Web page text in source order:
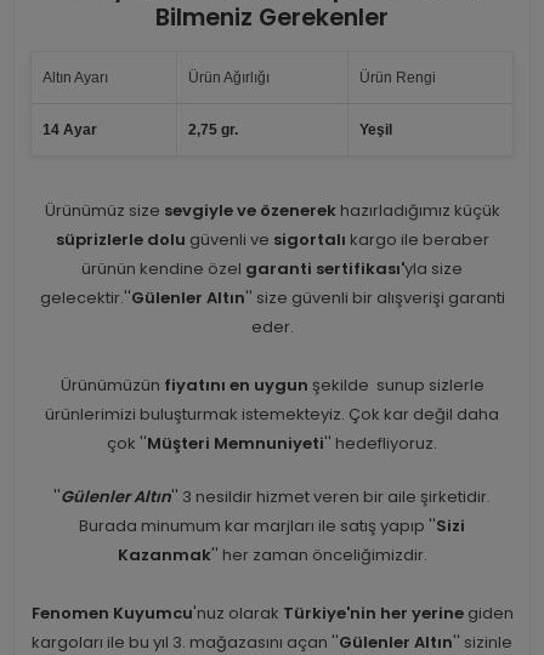
Bilmeniz Gerekenler
Altın Ayarı Ürün Ağırlığı Ürün Rengi
14 Ayar 2,75 gr. Yeşil
Ürünümüz size sevgiyle ve özenerekhazırladığımız küçük
süprizlerle dolu güvenli ve sigortalı kargo ile beraber
ürünün kendine özel garanti sertifikası'yla size
gelecektir.''Gülenler Altın'' size güvenli bir alışverişi garanti
eder.
Ürünümüzün fiyatını en uygun şekilde sunup sizlerle
ürünlerimizi buluşturmak istemekteyiz. Çok kar değil daha
çok ''Müşteri Memnuniyeti'' hedefliyoruz.
''Gülenler Altın'' 3 nesildir hizmet veren bir aile şirketidir.
Burada minumum kar marjları ile satış yapıp ''Sizi
Kazanmak'' her zaman önceliğimizdir.
Fenomen Kuyumcu'nuz olarak Türkiye'nin her yerinegiden
kargoları ile bu yıl 3. mağazasını açan ''Gülenler Altın'' sizinle